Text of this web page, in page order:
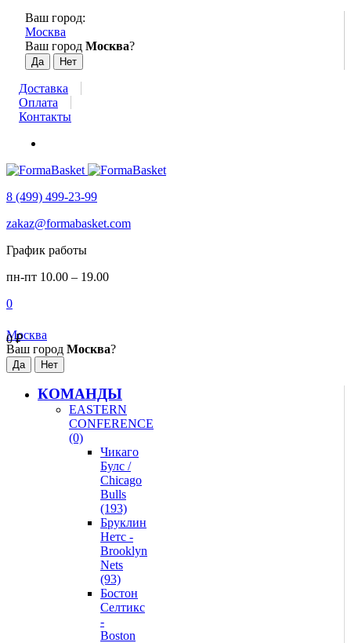
Ваш город:
Москва
Ваш город Москва?
Доставка
Оплата
Контакты
8 (499) 499-23-99
zakaz@formabasket.com
График работы
пн-пт 10.00 – 19.00
0
0₽
Москва
Ваш город Москва?
КОМАНДЫ
EASTERN
CONFERENCE
(0)
Чикаго
Булс /
Chicago
Bulls
(193)
Бруклин
Нетс -
Brooklyn
Nets
(93)
Бостон
Селтикс
-
Boston